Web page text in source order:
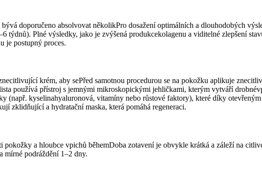
doporučeno absolvovat několikPro dosažení optimálních a dlouhodobých
týdnů). Plné výsledky, jako je zvýšená produkcekolagenu a viditelné zlepšení
je postupný proces.
krém, aby sePřed samotnou procedurou se na pokožku aplikuje
používá přístroj s jemnými mikroskopickými jehličkami, kterým vytváří
(např. kyselinahyaluronová, vitamíny nebo růstové faktory), které díky
zklidňující a hydratační maska, která pomáhá regeneraci.
a hloubce vpichů běhemDoba zotavení je obvykle krátká a záleží na
mírné podráždění 1–2 dny.